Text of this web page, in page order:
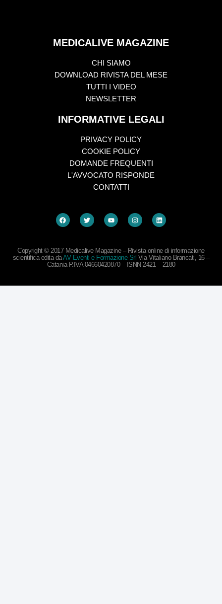
MEDICALIVE MAGAZINE
CHI SIAMO
DOWNLOAD RIVISTA DEL MESE
TUTTI I VIDEO
NEWSLETTER
INFORMATIVE LEGALI
PRIVACY POLICY
COOKIE POLICY
DOMANDE FREQUENTI
L'AVVOCATO RISPONDE
CONTATTI
Copyright © 2017 Medicalive Magazine – Rivista online di informazione
scientifica edita daAV Eventi e Formazione Srl Via Vitaliano Brancati, 16 –
Catania P.IVA 04660420870 – ISNN 2421 – 2180